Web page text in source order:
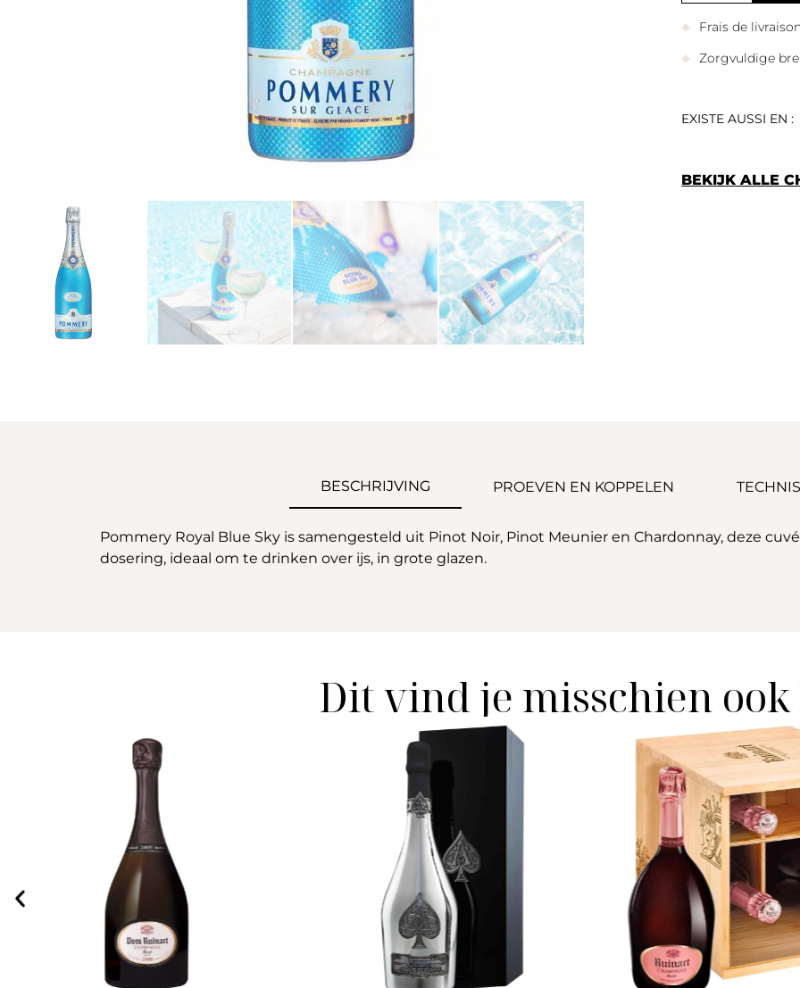
Frais de
Zorgvuldige
EXISTE AUSSI EN :
BEKIJK ALLE
BESCHRIJVING PROEVEN EN KOPPELEN
Pommery Royal Blue Sky is samengesteld uit Pinot Noir, Pinot Meunier en Chardonnay, deze
dosering, ideaal om te drinken over ijs, in grote glazen.
Dit vind je misschien